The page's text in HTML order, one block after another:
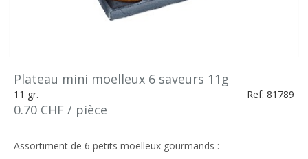
Plateau mini moelleux 6 saveurs 11g
11 gr. Ref: 81789
0.70 CHF / pièce
Assortiment de 6 petits moelleux gourmands :